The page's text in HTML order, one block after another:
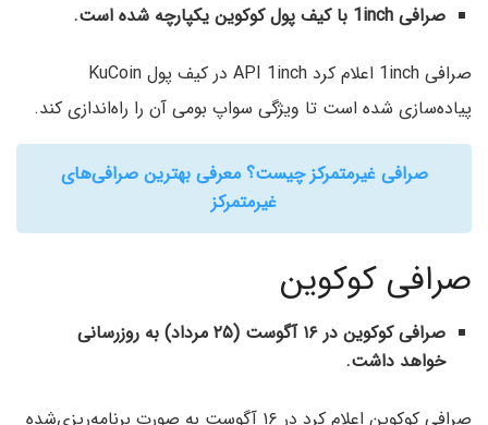
صرافی 1inch با کیف پول کوکوین یکپارچه شده است.
صرافی 1inch اعلام کرد API 1inch در کیف پول KuCoin
پیاده‌سازی شده است تا ویژگی سواپ بومی آن را راه‌اندازی کند.
صرافی غیرمتمرکز چیست؟ معرفی بهترین صرافی‌های
غیرمتمرکز
صرافی کوکوین
صرافی کوکوین در ۱۶ آگوست (۲۵ مرداد) به ‌روزرسانی
خواهد داشت.
صرافی کوکوین اعلام کرد در ۱۶ آگوست به صورت برنامه‌ریزی‌شده